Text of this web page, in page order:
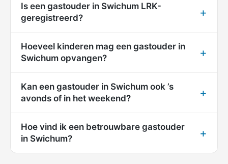
Is een gastouder in Swichum LRK-
geregistreerd?
Hoeveel kinderen mag een gastouder in
Swichum opvangen?
Kan een gastouder in Swichum ook ’s
avonds of in het weekend?
Hoe vind ik een betrouwbare gastouder
in Swichum?